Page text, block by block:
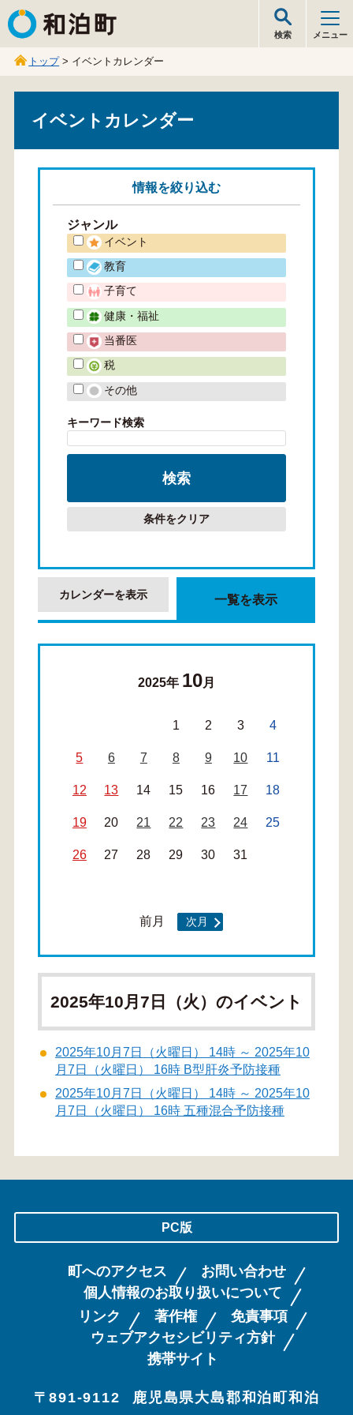
和泊町
検索 メニュー
トップ> イベントカレンダー
イベントカレンダー
情報を絞り込む
ジャンル
イベント
教育
子育て
健康・福祉
当番医
税
その他
キーワード検索
条件をクリア
カレンダーを表示 一覧を表示
2025年 10月
1 2 3 4
5 6 7 8 9 10 11
12 13 14 15 16 17 18
19 20 21 22 23 24 25
26 27 28 29 30 31
前月 次月
2025年10月7日（火）のイベント
2025年10月7日（火曜日） 14時 ～ 2025年10
月7日（火曜日） 16時 B型肝炎予防接種
2025年10月7日（火曜日） 14時 ～ 2025年10
月7日（火曜日） 16時 五種混合予防接種
PC版
町へのアクセス
お問い合わせ
個人情報のお取り扱いについて
リンク
著作権
免責事項
ウェブアクセシビリティ方針
携帯サイト
〒891-9112
鹿児島県大島郡和泊町和泊